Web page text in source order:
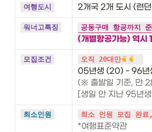
여행도시 2개국 2개 도시 (런
워너고특징 공동구매 항공까지
(개별항공가능) 역시
모집조건 오직 20대만
(※ 출발일 기준, 만
[생일 안 지난 95년
최소인원 최소 인원 모집 완료
*여행표준약관